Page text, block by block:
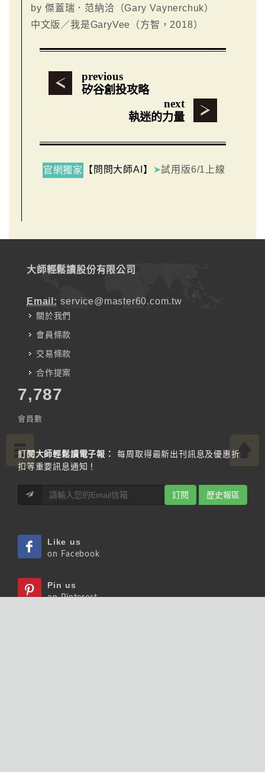
by 傑蓋瑞．范納洽（Gary Vaynerchuk）
中文版／我是GaryVee（方智，2018）
previous
矽谷創投攻略
next
執迷的力量
官網獨家 【問問大師AI】 ➤試用版6/1上線
大師輕鬆讀股份有限公司
Email: service@master60.com.tw
關於我們
會員條款
交易條款
合作提案
7,787
會員數
訂閱大師輕鬆讀電子報：
每周取得最新出刊訊息及優惠折
扣等重要訊息通知！
訂閱 歷史報區
Like us
on Facebook
Pin us
on Pinterest